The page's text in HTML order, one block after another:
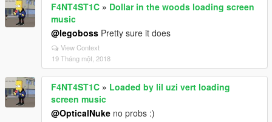
F4NT4ST1C » Dollar in the woods loading screen
music
@legoboss Pretty sure it does
View Context
19 Tháng một, 2018
F4NT4ST1C » Loaded by lil uzi vert loading
screen music
@OpticalNuke no probs :)